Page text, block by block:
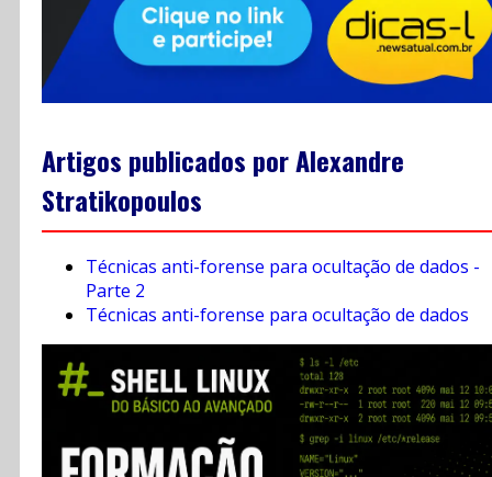
Artigos publicados por Alexandre
Stratikopoulos
Técnicas anti-forense para ocultação de dados -
Parte 2
Técnicas anti-forense para ocultação de dados